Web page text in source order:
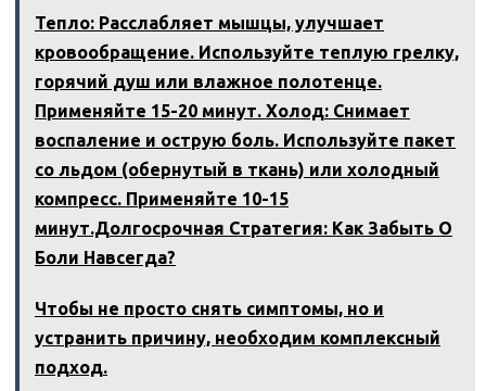
Тепло: Расслабляет мышцы, улучшает
кровообращение. Используйте теплую грелку,
горячий душ или влажное полотенце.
Применяйте 15-20 минут. Холод: Снимает
воспаление и острую боль. Используйте пакет
со льдом (обернутый в ткань) или холодный
компресс. Применяйте 10-15
минут.Долгосрочная Стратегия: Как Забыть О
Боли Навсегда?
Чтобы не просто снять симптомы, но и
устранить причину, необходим комплексный
подход.